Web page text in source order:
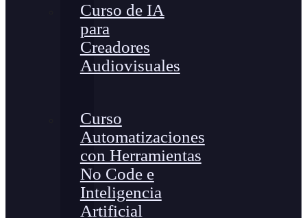
Curso de IA
para
Creadores
Audiovisuales
Curso
Automatizaciones
con Herramientas
No Code e
Inteligencia
Artificial